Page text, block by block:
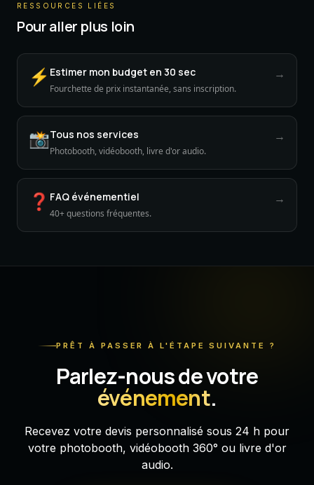
RESSOURCES LIÉES
Pour aller plus loin
⚡ Estimer mon budget en 30 sec
Fourchette de prix instantanée, sans inscription.
→
📸Tous nos services
Photobooth, vidéobooth, livre d'or audio.
→
❓ FAQ événementiel
40+ questions fréquentes.
→
PRÊT À PASSER À L'ÉTAPE SUIVANTE ?
Parlez-nous de votre
événement.
Recevez votre devis personnalisé sous 24 h pour
votre photobooth, vidéobooth 360° ou livre d'or
audio.